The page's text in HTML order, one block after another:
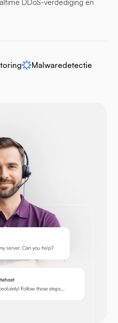
DDoS-verdediging en
Malwaredetectie